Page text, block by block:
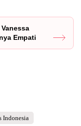
Empati
Indonesia